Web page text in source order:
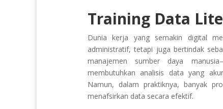
Training Data
Dunia kerja yang semakin digital
administratif, tetapi juga bertindak
manajemen sumber daya
membutuhkan analisis data yang
Namun, dalam praktiknya, banyak
menafsirkan data secara efektif.